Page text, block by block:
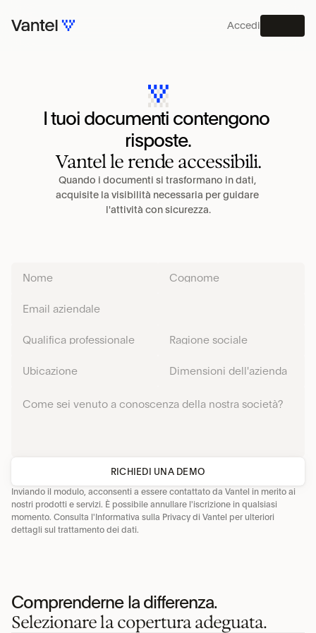
I tuoi documenti contengono
risposte.
Vantel le rende accessibili.
Quando i documenti si trasformano in dati,
acquisite la visibilità necessaria per guidare
l'attività con sicurezza.
RICHIEDI UNA DEMO
Inviando il modulo, acconsenti a essere contattato da Vantel in merito ai
nostri prodotti e servizi. È possibile annullare l'iscrizione in qualsiasi
momento. Consulta l'Informativa sulla Privacy di Vantel per ulteriori
dettagli sul trattamento dei dati.
Comprenderne la differenza.
Selezionare la copertura adeguata.
Accedi
PIATTAFORMA